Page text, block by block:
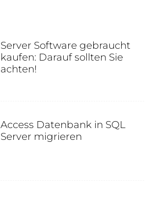
Server Software gebraucht
kaufen: Darauf sollten Sie
achten!
Access Datenbank in SQL
Server migrieren